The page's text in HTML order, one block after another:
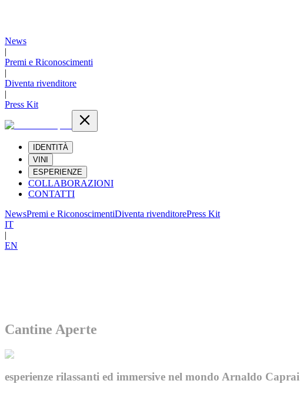
News
|
Premi e Riconoscimenti
|
Diventa rivenditore
|
Press Kit
IDENTITÀ
VINI
ESPERIENZE
COLLABORAZIONI
CONTATTI
NewsPremi e RiconoscimentiDiventa rivenditorePress Kit
IT
|
EN
Cantine Aperte
esperienze rilassanti ed immersive nel mondo Arnaldo Caprai